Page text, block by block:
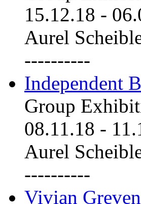
15.12.18 -
Aurel
----------
Independent
Group
08.11.18 -
Aurel
----------
Vivian Greven